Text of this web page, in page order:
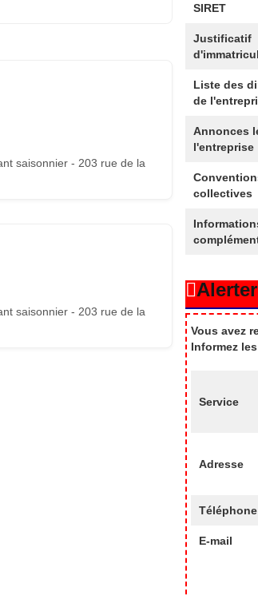
saisonnier - 203 rue de la
saisonnier - 203 rue de la
SIRET
Justificatif
Liste des
de
Annonces
l'entreprise
collectives
Vous avez
Informez
Service
Adresse
Téléphone
E-mail